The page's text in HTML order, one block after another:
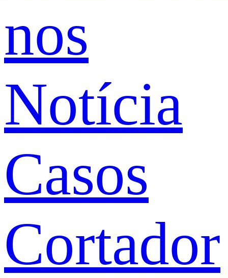
nos
Notícia
Casos
Cortador